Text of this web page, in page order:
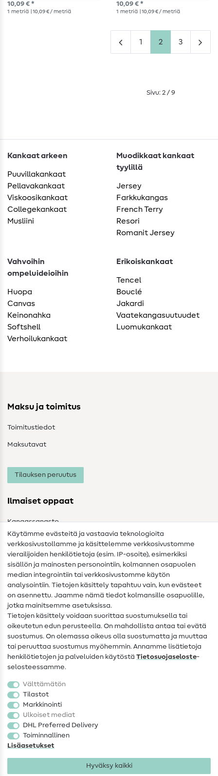
10,09 € *
1 metriä | 10,09 € / metriä
10,09 € *
1 metriä | 10,09 € / metriä
1 2 3
Sivu: 2 / 9
Kankaat arkeen
Puuvillakankaat
Pellavakankaat
Viskoosikankaat
Collegekankaat
Musliini
Muodikkaat kankaat
tyylillä
Jersey
Farkkukangas
French Terry
Resori
Romanit Jersey
Vahvoihin
ompeluideioihin
Huopa
Canvas
Keinonahka
Softshell
Verhoilukankaat
Erikoiskankaat
Tencel
Bouclé
Jakardi
Vaatekangasuutuudet
Luomukankaat
Maksu ja toimitus
Toimitustiedot
Maksutavat
Tilauksen peruutus
Ilmaiset oppaat
Kangassanasto
Ompelusanasto
Ompeluohjeet
Apua ja yhteystiedot
Yhteystiedot
Tietoa omistajanvaihdoksesta
Peruutusoikeus
Suosittu
Kankaat
Ompelutarvikkeet
Ale
Käytämme evästeitä ja vastaavia teknologioita
verkkosivustollamme ja käsittelemme verkkosivustomme
vierailijoiden henkilötietoja (esim. IP-osoite), esimerkiksi
sisällön ja mainosten personointiin, kolmannen osapuolen
median integrointiin tai verkkosivustomme käytön
analysointiin. Tietojen käsittely tapahtuu vain, kun evästeet
on asennettu. Jaamme nämä tiedot kolmansille osapuolille,
jotka mainitsemme asetuksissa.
Tietojen käsittely voidaan suorittaa suostumuksella tai
oikeutetun edun perusteella. On mahdollista antaa tai evätä
suostumus. On olemassa oikeus olla suostumatta ja muuttaa
tai peruuttaa suostumus myöhemmin. Annamme lisätietoja
henkilötietojen ja palveluiden käytöstä Tietosuojaseloste-
selosteessamme.
Välttämätön
Tilastot
Markkinointi
Ulkoiset mediat
DHL Preferred Delivery
Toiminnallinen
Lisäasetukset
Hyväksy kaikki